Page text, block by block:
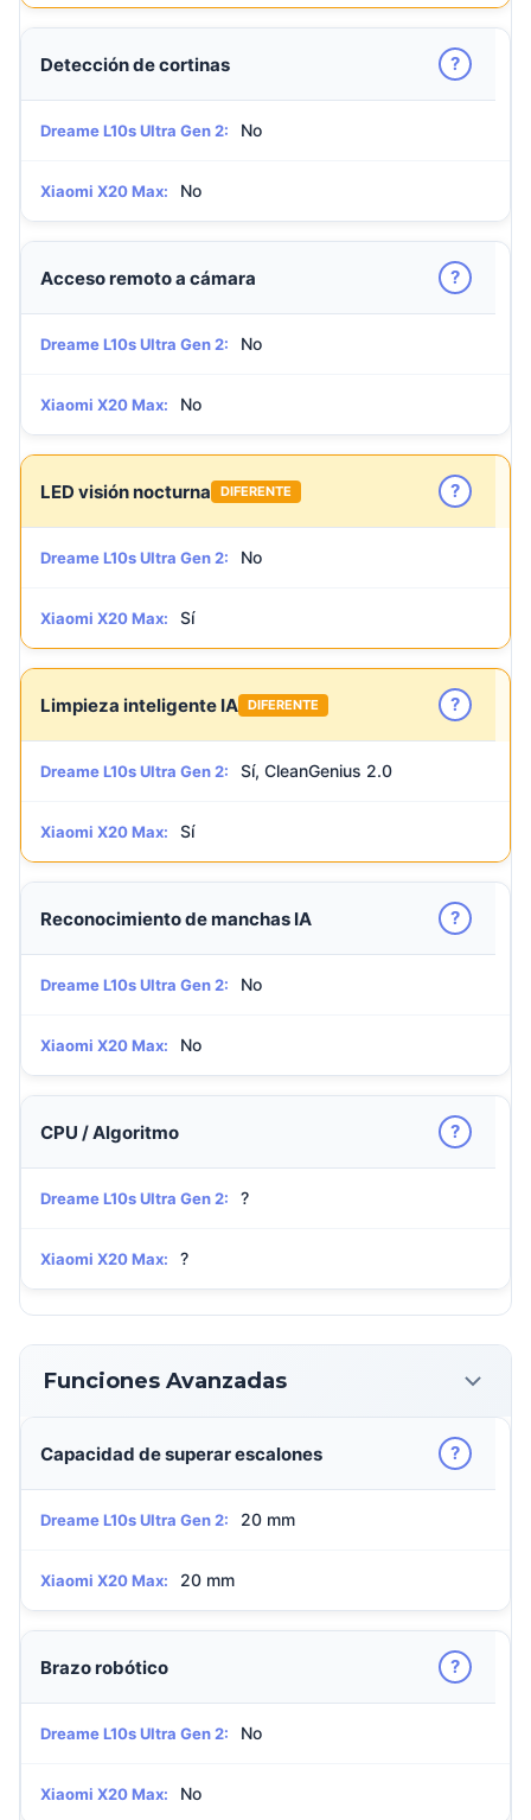
Detección de cortinas ?
Dreame L10s Ultra Gen 2: No
Xiaomi X20 Max: No
Acceso remoto a cámara ?
Dreame L10s Ultra Gen 2: No
Xiaomi X20 Max: No
LED visión nocturna DIFERENTE ?
Dreame L10s Ultra Gen 2: No
Xiaomi X20 Max: Sí
Limpieza inteligente IA DIFERENTE ?
Dreame L10s Ultra Gen 2: Sí, CleanGenius 2.0
Xiaomi X20 Max: Sí
Reconocimiento de manchas IA ?
Dreame L10s Ultra Gen 2: No
Xiaomi X20 Max: No
CPU / Algoritmo ?
Dreame L10s Ultra Gen 2: ?
Xiaomi X20 Max: ?
Funciones Avanzadas
Capacidad de superar escalones ?
Dreame L10s Ultra Gen 2: 20 mm
Xiaomi X20 Max: 20 mm
Brazo robótico ?
Dreame L10s Ultra Gen 2: No
Xiaomi X20 Max: No